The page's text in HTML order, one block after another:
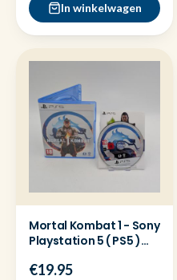
In winkelwagen
Mortal Kombat 1 - Sony
Playstation 5 ( PS5 )
€19.95